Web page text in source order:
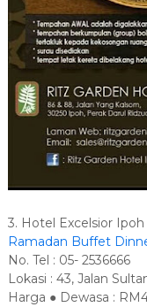
3. Hotel Excelsior Ipoh
Ramadan Buffet
No. Tel : 05- 2536666
Lokasi : 43, Jalan
Harga ● Dewasa :